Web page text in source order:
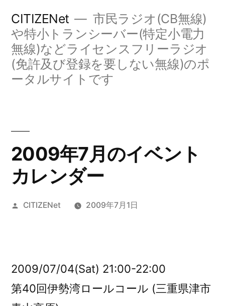
CITIZENet
市民ラジオ(CB無線)
や特小トランシーバー(特定小電力
無線)などライセンスフリーラジオ
(免許及び登録を要しない無線)のポ
ータルサイトです
2009年7月のイベント
カレンダー
投
CITIZENet 2009年7月1日
2009/07/04(Sat) 21:00-22:00
第40回伊勢湾ロールコール (三重県津市